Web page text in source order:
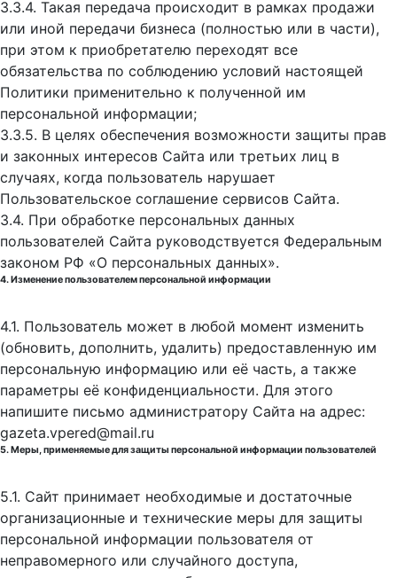
3.3.4. Такая передача происходит в рамках продажи
или иной передачи бизнеса (полностью или в части),
при этом к приобретателю переходят все
обязательства по соблюдению условий настоящей
Политики применительно к полученной им
персональной информации;
3.3.5. В целях обеспечения возможности защиты прав
и законных интересов Сайта или третьих лиц в
случаях, когда пользователь нарушает
Пользовательское соглашение сервисов Сайта.
3.4. При обработке персональных данных
пользователей Сайта руководствуется Федеральным
законом РФ «О персональных данных».
4. Изменение пользователем персональной информации
4.1. Пользователь может в любой момент изменить
(обновить, дополнить, удалить) предоставленную им
персональную информацию или её часть, а также
параметры её конфиденциальности. Для этого
напишите письмо администратору Сайта на адрес:
gazeta.vpered@mail.ru
5. Меры, применяемые для защиты персональной информации пользователей
5.1. Сайт принимает необходимые и достаточные
организационные и технические меры для защиты
персональной информации пользователя от
неправомерного или случайного доступа,